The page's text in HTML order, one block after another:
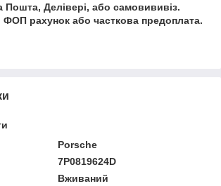
Пошта, Делівері, або самовививіз.
ФОП рахунок або часткова предоплата.
Porsche
7P0819624D
Вживаний